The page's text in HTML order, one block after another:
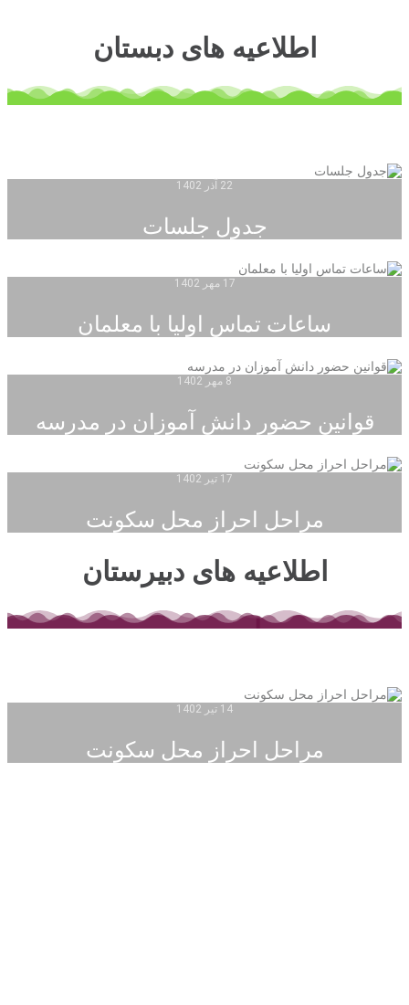
اطلاعیه های دبستان
22 آذر 1402
جدول جلسات
17 مهر 1402
ساعات تماس اولیا با معلمان
8 مهر 1402
قوانین حضور دانش آموزان در مدرسه
17 تیر 1402
مراحل احراز محل سکونت
اطلاعیه های دبیرستان
14 تیر 1402
مراحل احراز محل سکونت